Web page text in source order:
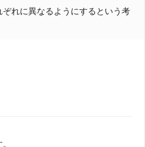
れに異なるようにするという考